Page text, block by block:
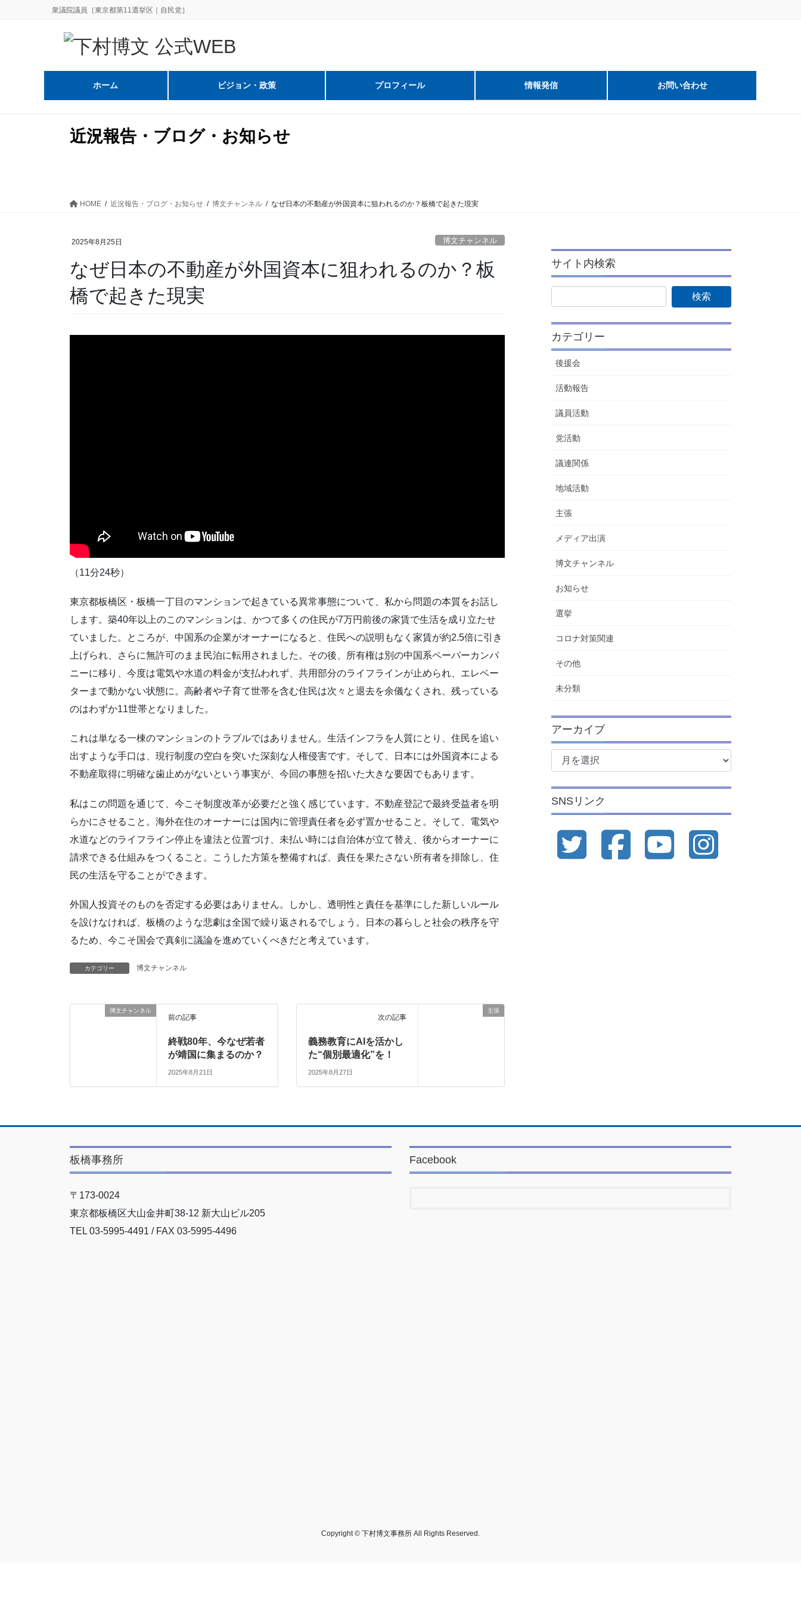
衆議院議員［東京都第11選挙区｜自民党］
ホーム ビジョン・政策 プロフィール 情報発信 お問い合わせ
近況報告・ブログ・お知らせ
HOME 近況報告・ブログ・お知らせ 博文チャンネル なぜ日本の不動産が外国資本に狙われるのか？板橋で起きた現実
2025年8月25日 博文チャンネル
なぜ日本の不動産が外国資本に狙われるのか？板
橋で起きた現実
（11分24秒）
東京都板橋区・板橋一丁目のマンションで起きている異常事態について、私から問題の本質をお話し
します。築40年以上のこのマンションは、かつて多くの住民が7万円前後の家賃で生活を成り立たせ
ていました。ところが、中国系の企業がオーナーになると、住民への説明もなく家賃が約2.5倍に引き
上げられ、さらに無許可のまま民泊に転用されました。その後、所有権は別の中国系ペーパーカンパ
ニーに移り、今度は電気や水道の料金が支払われず、共用部分のライフラインが止められ、エレベー
ターまで動かない状態に。高齢者や子育て世帯を含む住民は次々と退去を余儀なくされ、残っている
のはわずか11世帯となりました。
これは単なる一棟のマンションのトラブルではありません。生活インフラを人質にとり、住民を追い
出すような手口は、現行制度の空白を突いた深刻な人権侵害です。そして、日本には外国資本による
不動産取得に明確な歯止めがないという事実が、今回の事態を招いた大きな要因でもあります。
私はこの問題を通じて、今こそ制度改革が必要だと強く感じています。不動産登記で最終受益者を明
らかにさせること。海外在住のオーナーには国内に管理責任者を必ず置かせること。そして、電気や
水道などのライフライン停止を違法と位置づけ、未払い時には自治体が立て替え、後からオーナーに
請求できる仕組みをつくること。こうした方策を整備すれば、責任を果たさない所有者を排除し、住
民の生活を守ることができます。
外国人投資そのものを否定する必要はありません。しかし、透明性と責任を基準にした新しいルール
を設けなければ、板橋のような悲劇は全国で繰り返されるでしょう。日本の暮らしと社会の秩序を守
るため、今こそ国会で真剣に議論を進めていくべきだと考えています。
カテゴリー 博文チャンネル
博文チャンネル
前の記事
終戦80年、今なぜ若者
が靖国に集まるのか？
2025年8月21日
主張
次の記事
義務教育にAIを活かし
た“個別最適化”を！
2025年8月27日
サイト内検索
カテゴリー
後援会
活動報告
議員活動
党活動
議連関係
地域活動
主張
メディア出演
博文チャンネル
お知らせ
選挙
コロナ対策関連
その他
未分類
アーカイブ
ア
ブ
SNSリンク
板橋事務所
〒173-0024
東京都板橋区大山金井町38-12 新大山ビル205
TEL 03-5995-4491 / FAX 03-5995-4496
Facebook
Copyright © 下村博文事務所 All Rights Reserved.